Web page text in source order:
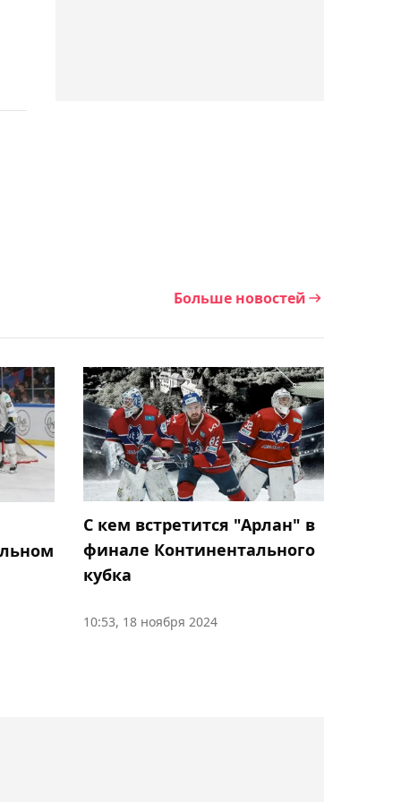
матча Елены Рыбакиной
Торонто
Гол Максима Самородова
не спас "Ахмат" от
поражения в Кубке
России
01:05, 06 августа 2026
Нуралы Алип помог
"Зениту" обыграть
00:46, 06 августа 2026
Больше новостей
С кем встретится "Арлан" в
финале Континентального
кубка
10:53, 18 ноября 2024